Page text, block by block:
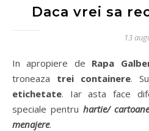
Daca vrei sa
13
In apropiere de Rapa
troneaza trei containere.
etichetate. Iar asta face
speciale pentru hartie/
menajere.